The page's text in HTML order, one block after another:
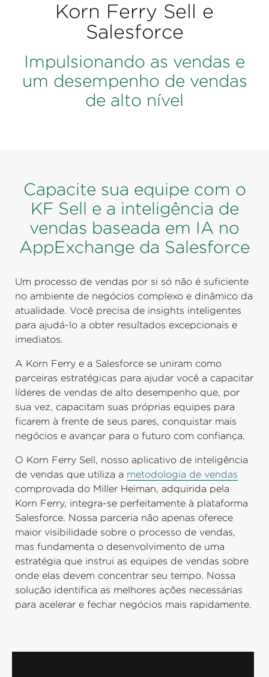
Korn Ferry Sell e
Salesforce
Impulsionando as vendas e
um desempenho de vendas
de alto nível
Capacite sua equipe com o
KF Sell e a inteligência de
vendas baseada em IA no
AppExchange da Salesforce
Um processo de vendas por si só não é suficiente
no ambiente de negócios complexo e dinâmico da
atualidade. Você precisa de insights inteligentes
para ajudá-lo a obter resultados excepcionais e
imediatos.
A Korn Ferry e a Salesforce se uniram como
parceiras estratégicas para ajudar você a capacitar
líderes de vendas de alto desempenho que, por
sua vez, capacitam suas próprias equipes para
ficarem à frente de seus pares, conquistar mais
negócios e avançar para o futuro com confiança.
O Korn Ferry Sell, nosso aplicativo de inteligência
de vendas que utiliza a metodologia de vendas
comprovada do Miller Heiman, adquirida pela
Korn Ferry, integra-se perfeitamente à plataforma
Salesforce. Nossa parceria não apenas oferece
maior visibilidade sobre o processo de vendas,
mas fundamenta o desenvolvimento de uma
estratégia que instrui as equipes de vendas sobre
onde elas devem concentrar seu tempo. Nossa
solução identifica as melhores ações necessárias
para acelerar e fechar negócios mais rapidamente.